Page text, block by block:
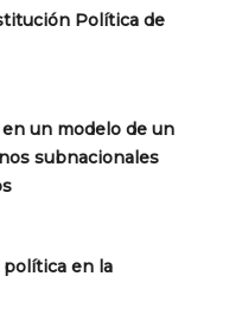
Política de
un modelo de un
subnacionales
en la